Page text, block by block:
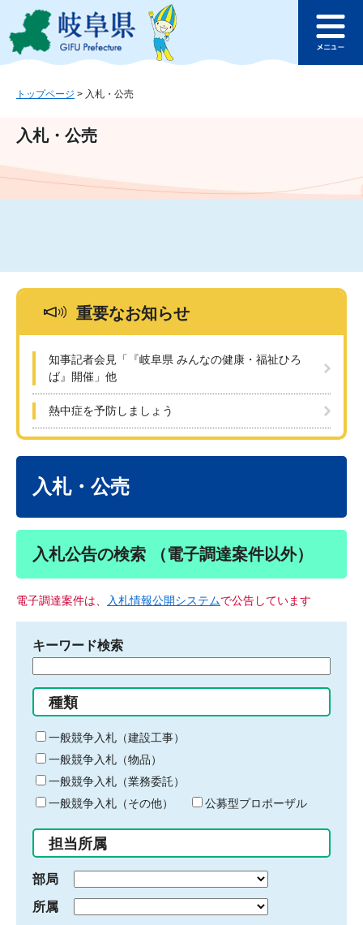
ジ
ュ
文
このページの本文へ
ュ
トップページ > 入札・公売
入札・公売
重要なお知らせ
知事記者会見「『岐阜県 みんなの健康・福祉ひろ
ば』開催」他
熱中症を予防しましょう
入札・公売
入札公告の検索 （電子調達案件以外）
電子調達案件は、 入札情報公開システムで公告しています
キーワード検索
る
キ
ー
ワ
ー
ド
入
力
種類
一般競争入札（建設工事）
一般競争入札（物品）
一般競争入札（業務委託）
一般競争入札（その他）
公募型プロポーザル
担当所属
部局
所属